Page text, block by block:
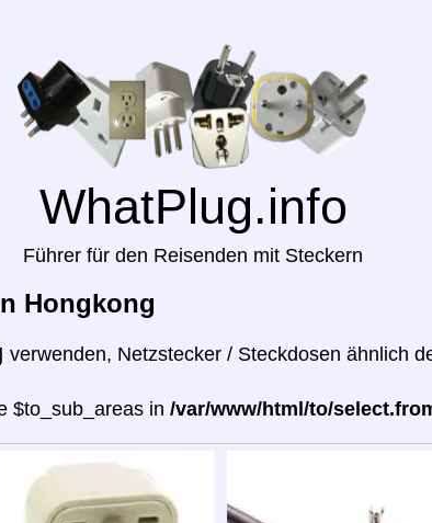
WhatPlug.info
Führer für den Reisenden mit Steckern
Hongkong
verwenden, Netzstecker / Steckdosen ähnlich
$to_sub_areas in /var/www/html/to/